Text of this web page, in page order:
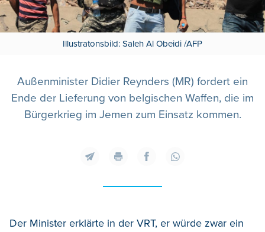
Illustratonsbild: Saleh Al Obeidi /AFP
Außenminister Didier Reynders (MR) fordert ein
Ende der Lieferung von belgischen Waffen, die im
Bürgerkrieg im Jemen zum Einsatz kommen.
Der Minister erklärte in der VRT, er würde zwar ein